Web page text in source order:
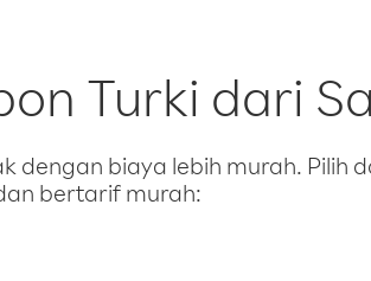
Turki dari
biaya lebih murah. Pilih
bertarif murah: